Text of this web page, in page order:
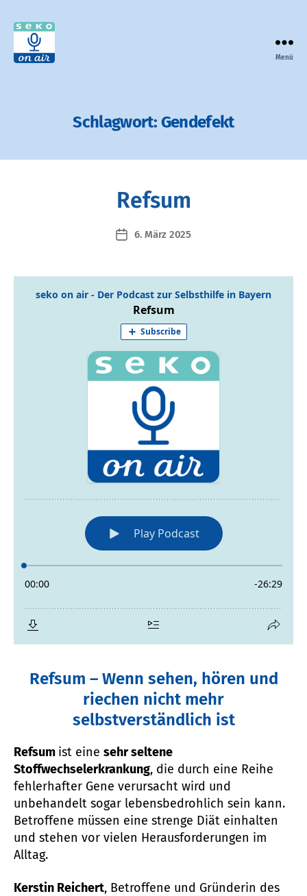
zur
Menü
Schlagwort: Gendefekt
Refsum
Veröffentlichungsdatum
6. März 2025
Refsum – Wenn sehen, hören und
riechen nicht mehr
selbstverständlich ist
Refsum ist eine sehr seltene
Stoffwechselerkrankung, die durch eine Reihe
fehlerhafter Gene verursacht wird und
unbehandelt sogar lebensbedrohlich sein kann.
Betroffene müssen eine strenge Diät einhalten
und stehen vor vielen Herausforderungen im
Alltag.
Kerstin Reichert, Betroffene und Gründerin des